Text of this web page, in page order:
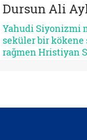
ayak sürürler.
bunu düşünmek
Beklediklerini
kurtarıcı gelse
tanımayacaklardır.
Dursun Ali
Yahudi Siyonizmi
seküler bir kökene
rağmen Hristiyan
siyasî desteğini